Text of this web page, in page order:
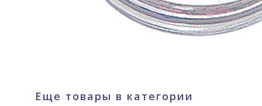
Еще товары в категории